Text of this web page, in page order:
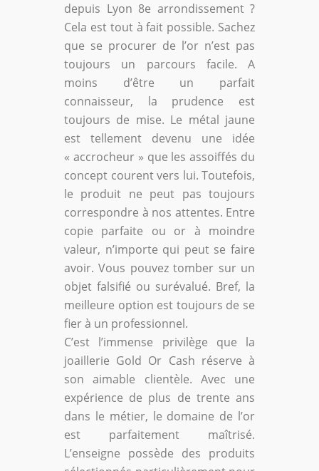
depuis Lyon 8e arrondissement ?
Cela est tout à fait possible. Sachez
que se procurer de l’or n’est pas
toujours un parcours facile. A
moins d’être un parfait
connaisseur, la prudence est
toujours de mise. Le métal jaune
est tellement devenu une idée
« accrocheur » que les assoiffés du
concept courent vers lui. Toutefois,
le produit ne peut pas toujours
correspondre à nos attentes. Entre
copie parfaite ou or à moindre
valeur, n’importe qui peut se faire
avoir. Vous pouvez tomber sur un
objet falsifié ou surévalué. Bref, la
meilleure option est toujours de se
fier à un professionnel.
C’est l’immense privilège que la
joaillerie Gold Or Cash réserve à
son aimable clientèle. Avec une
expérience de plus de trente ans
dans le métier, le domaine de l’or
est parfaitement maîtrisé.
L’enseigne possède des produits